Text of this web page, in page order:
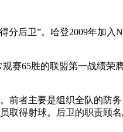
后卫”。哈登2009年加入
赛65胜的联盟第一战绩荣
前者主要是组织全队的防
取得射球。后卫的职责顾